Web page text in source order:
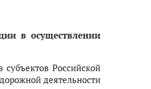
в осуществлении
Российской
деятельности